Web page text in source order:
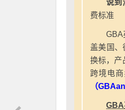
说到
费标准
GBA
盖美国、
换标，产
跨境电
（
GBA